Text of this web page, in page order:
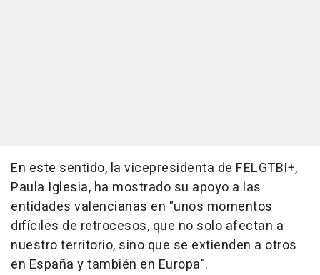
En este sentido, la vicepresidenta de FELGTBI+,
Paula Iglesia, ha mostrado su apoyo a las
entidades valencianas en "unos momentos
difíciles de retrocesos, que no solo afectan a
nuestro territorio, sino que se extienden a otros
en España y también en Europa".